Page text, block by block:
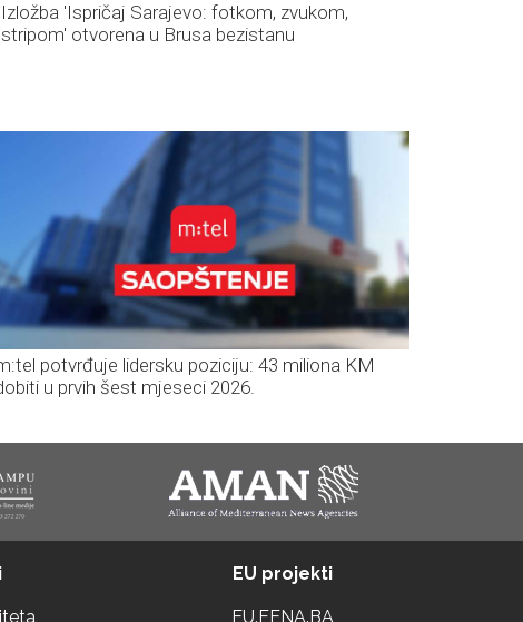
Izložba 'Ispričaj Sarajevo: fotkom, zvukom,
stripom' otvorena u Brusa bezistanu
potvrđuje lidersku poziciju: 43 miliona KM
u prvih šest mjeseci 2026.
EU projekti
EU.FENA.BA